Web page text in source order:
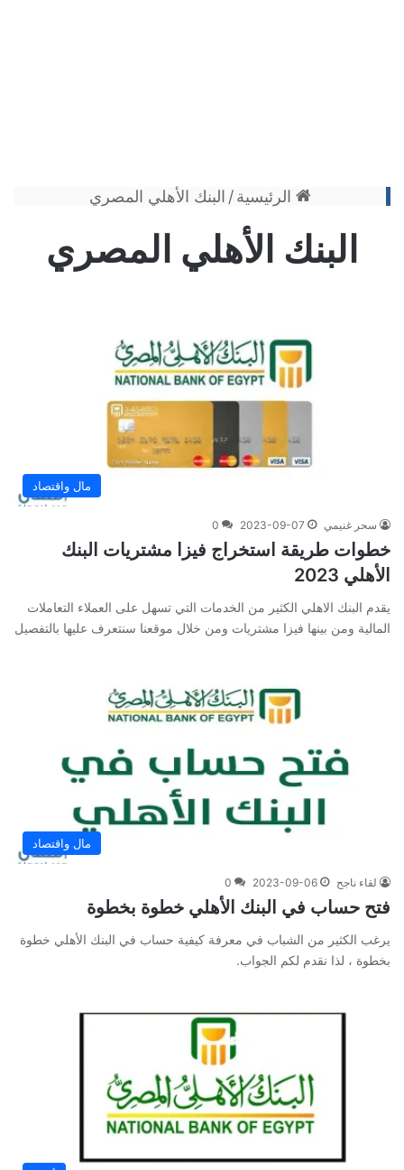
الرئيسية / البنك الأهلي المصري
البنك الأهلي المصري
مال واقتصاد
سحر غنيمي 2023-09-07
0
خطوات طريقة استخراج فيزا مشتريات البنك
الأهلي 2023
يقدم البنك الاهلي الكثير من الخدمات التي تسهل على العملاء التعاملات
المالية ومن بينها فيزا مشتريات ومن خلال موقعنا سنتعرف عليها بالتفصيل
مال واقتصاد
لقاء ناجح 2023-09-06
0
فتح حساب في البنك الأهلي خطوة بخطوة
يرغب الكثير من الشباب في معرفة كيفية حساب في البنك الأهلي خطوة
بخطوة ، لذا نقدم لكم الجواب.